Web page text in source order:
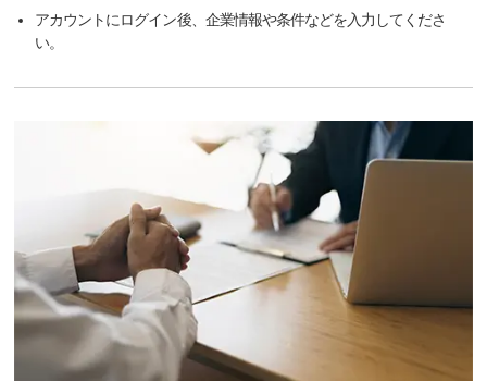
アカウントにログイン後、企業情報や条件などを入力してくださ
い。